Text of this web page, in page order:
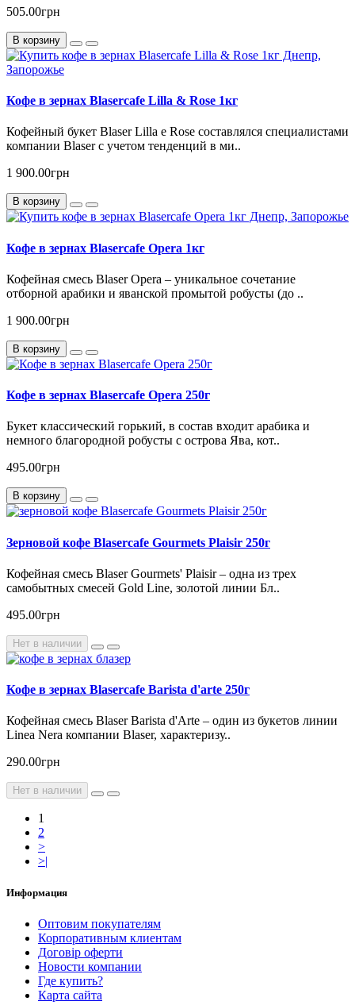
505.00грн
В корзину
Кофе в зернах Blasercafe Lilla & Rose 1кг
Кофейный букет Blaser Lilla e Rose составлялся специалистами
компании Blaser с учетом тенденций в ми..
1 900.00грн
В корзину
Кофе в зернах Blasercafe Opera 1кг
Кофейная смесь Blaser Opera – уникальное сочетание
отборной арабики и яванской промытой робусты (до ..
1 900.00грн
В корзину
Кофе в зернах Blasercafe Opera 250г
Букет классический горький, в состав входит арабика и
немного благородной робусты с острова Ява, кот..
495.00грн
В корзину
Зерновой кофе Blasercafe Gourmets Plaisir 250г
Кофейная смесь Blaser Gourmets' Plaisir – одна из трех
самобытных смесей Gold Line, золотой линии Бл..
495.00грн
Нет в наличии
Кофе в зернах Blasercafe Barista d'arte 250г
Кофейная смесь Blaser Barista d'Arte – один из букетов линии
Linea Nera компании Blaser, характеризу..
290.00грн
Нет в наличии
1
2
>
>|
Информация
Оптовим покупателям
Корпоративным клиентам
Договір оферти
Новости компании
Где купить?
Карта сайта